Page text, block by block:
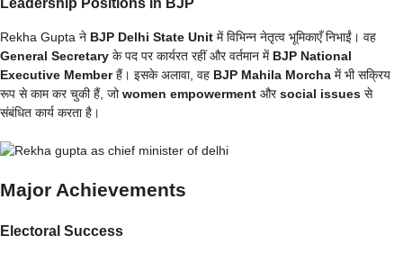
Rekha Gupta ने BJP Delhi State Unit में विभिन्न नेतृत्व भूमिकाएँ निभाईं। वह
General Secretary के पद पर कार्यरत रहीं और वर्तमान में BJP National
Executive Memberहैं। इसके अलावा, वह BJP Mahila Morcha में भी सक्रिय
रूप से काम कर चुकी हैं, जोwomen empowerment औरsocial issues से
संबंधित कार्य करता है।
Major Achievements
Electoral Success